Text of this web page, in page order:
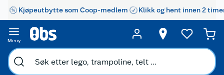
Kjøpeutbytte som Coop-medlem Klikk og hent innen 2
Meny